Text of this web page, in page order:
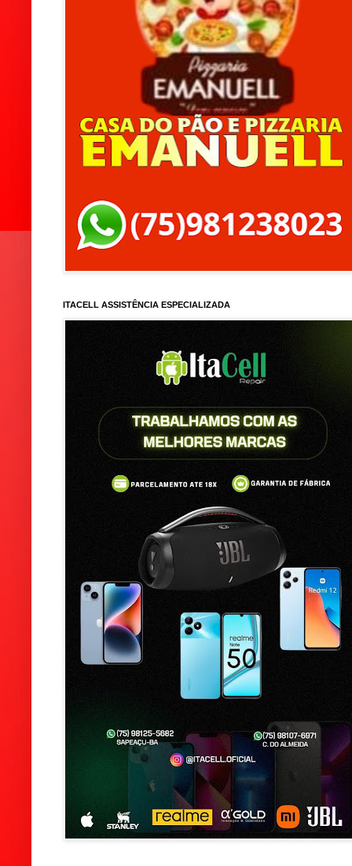
ITACELL ASSISTÊNCIA ESPECIALIZADA